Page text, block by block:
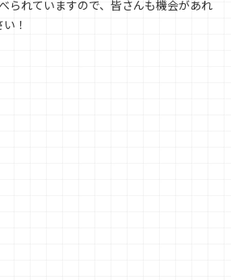
られていますので、皆さんも機会があれ
！